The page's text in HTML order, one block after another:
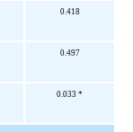
0.418
0.497
0.033 *